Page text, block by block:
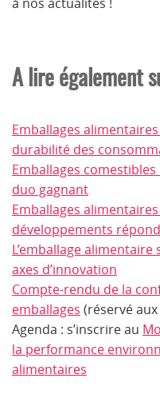
A lire également
Emballages
durabilité des
Emballages
duo gagnant
Emballages
développements
L’emballage
axes d’innovation
Compte-rendu de la
emballages (réservé
Agenda : s’inscrire au
la performance
alimentaires